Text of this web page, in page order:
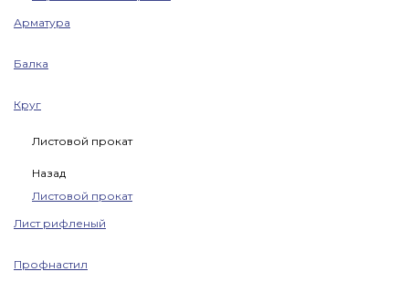
Арматура
Балка
Круг
Листовой прокат
Назад
Листовой прокат
Лист рифленый
Профнастил